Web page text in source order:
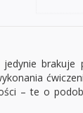
brakuje
– te o